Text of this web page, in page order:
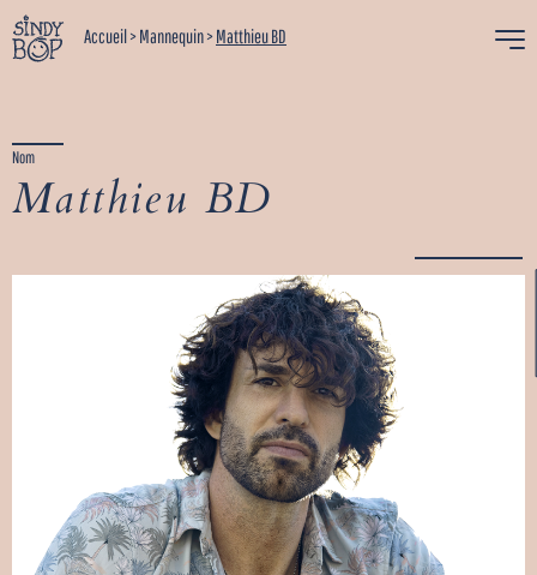
Accueil>Mannequin>Matthieu BD
Nom
Matthieu BD